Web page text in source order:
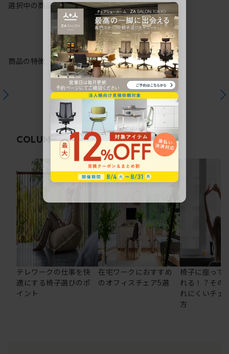
選択中の商品情報保証注意事項
商品の特徴
COLUMN関連コラム
テレワークの仕事を快
適にする椅子選びのポ
イント
在宅ワークにおすすめ
のオフィスチェア5選
椅子に座って
れる！？その
れにくいチェ
方